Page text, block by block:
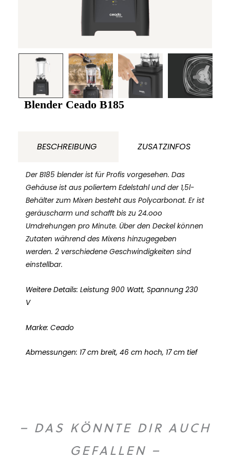
Blender Ceado B185
BESCHREIBUNG ZUSATZINFOS
Der B185 blender ist für Profis vorgesehen. Das
Gehäuse ist aus poliertem Edelstahl und der 1,5l-
Behälter zum Mixen besteht aus Polycarbonat. Er ist
geräuscharm und schafft bis zu 24.ooo
Umdrehungen pro Minute. Über den Deckel können
Zutaten während des Mixens hinzugegeben
werden. 2 verschiedene Geschwindigkeiten sind
einstellbar.
Weitere Details: Leistung 900 Watt, Spannung 230
V
Marke: Ceado
Abmessungen: 17 cm breit, 46 cm hoch, 17 cm tief
– DAS KÖNNTE DIR AUCH
GEFALLEN –